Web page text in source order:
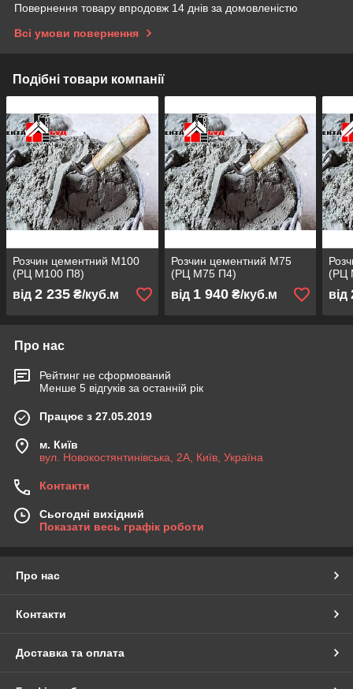
Повернення товару впродовж 14 днів за домовленістю
Всі умови повернення
Подібні товари компанії
Розчин цементний М100
(РЦ М100 П8)
від 2 235 ₴/куб.м
Розчин цементний М75
(РЦ М75 П4)
від 1 940₴/куб.м
(РЦ
від
Про нас
Рейтинг не сформований
Менше 5 відгуків за останній рік
Працює з 27.05.2019
м. Київ
вул. Новокостянтинівська, 2А, Київ, Україна
Контакти
Сьогодні вихідний
Показати весь графік роботи
Про нас
Контакти
Доставка та оплата